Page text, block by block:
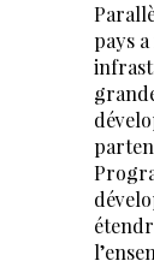
pays